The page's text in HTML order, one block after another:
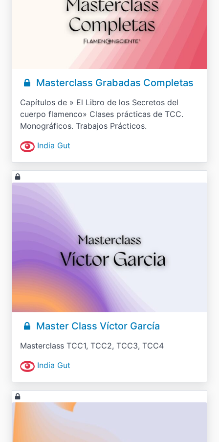
Masterclass Grabadas Completas
Capítulos de » El Libro de los Secretos del
cuerpo flamenco» Clases prácticas de TCC.
Monográficos. Trabajos Prácticos.
India Gut
Master Class Víctor García
Masterclass TCC1, TCC2, TCC3, TCC4
India Gut